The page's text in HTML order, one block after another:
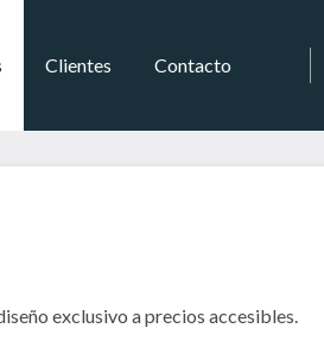
Clientes Contacto
exclusivo a precios accesibles.